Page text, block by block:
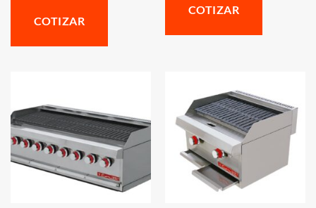
COTIZAR
COTIZAR